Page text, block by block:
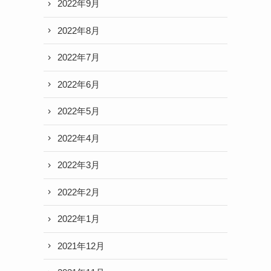
2022年9月
2022年8月
2022年7月
2022年6月
2022年5月
2022年4月
2022年3月
2022年2月
2022年1月
2021年12月